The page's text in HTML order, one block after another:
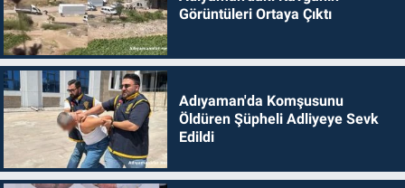
Görüntüleri Ortaya Çıktı
Adıyaman'da Komşusunu
Öldüren Şüpheli Adliyeye Sevk
Edildi